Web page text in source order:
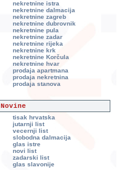
nekretnine istra
nekretnine dalmacija
nekretnine zagreb
nekretnine dubrovnik
nekretnine pula
nekretnine zadar
nekretnine rijeka
nekretnine krk
nekretnine Korčula
nekretnine hvar
prodaja apartmana
prodaja nekretnina
prodaja stanova
Novine
tisak hrvatska
jutarnji list
vecernji list
slobodna dalmacija
glas istre
novi list
zadarski list
glas slavonije